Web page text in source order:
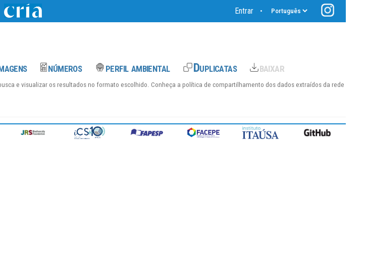
Entrar •
e visualizar os resultados no formato escolhido. Conheça a política de compartilhamento dos dados extraídos da rede